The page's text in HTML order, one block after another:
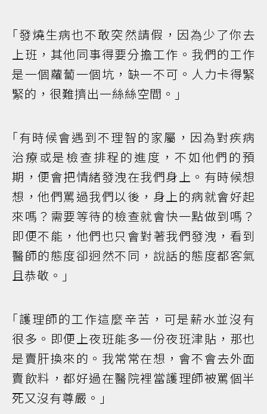
｢發燒生病也不敢突然請假，因為少了你去
上班，其他同事得要分擔工作。我們的工作
是一個蘿蔔一個坑，缺一不可。人力卡得緊
緊的，很難擠出一絲絲空間。｣
｢有時候會遇到不理智的家屬，因為對疾病
治療或是檢查排程的進度，不如他們的預
期，便會把情緒發洩在我們身上。有時候想
想，他們罵過我們以後，身上的病就會好起
來嗎？需要等待的檢查就會快一點做到嗎？
即便不能，他們也只會對著我們發洩，看到
醫師的態度卻迥然不同，說話的態度都客氣
且恭敬。｣
｢護理師的工作這麼辛苦，可是薪水並沒有
很多。即便上夜班能多一份夜班津貼，那也
是賣肝換來的。我常常在想，會不會去外面
賣飲料，都好過在醫院裡當護理師被罵個半
死又沒有尊嚴。｣